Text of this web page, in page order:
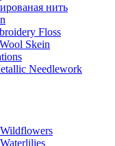
нить
Floss
Skein
Needlework